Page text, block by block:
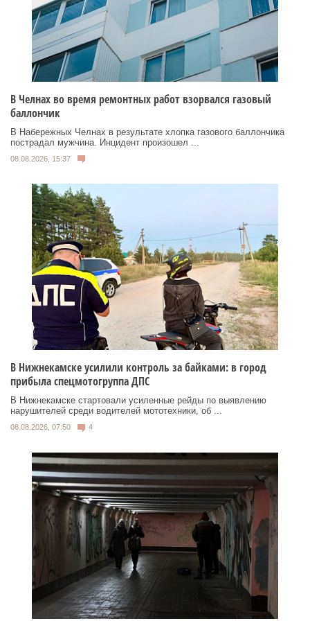
В Челнах во время ремонтных работ взорвался газовый
баллончик
В Набережных Челнах в результате хлопка газового баллончика
пострадал мужчина. Инцидент произошел ...
08.08.2026, 15:37
В Нижнекамске усилили контроль за байками: в город
прибыла спецмотогруппа ДПС
В Нижнекамске стартовали усиленные рейды по выявлению
нарушителей среди водителей мототехники, об ...
08.08.2026, 07:50 4